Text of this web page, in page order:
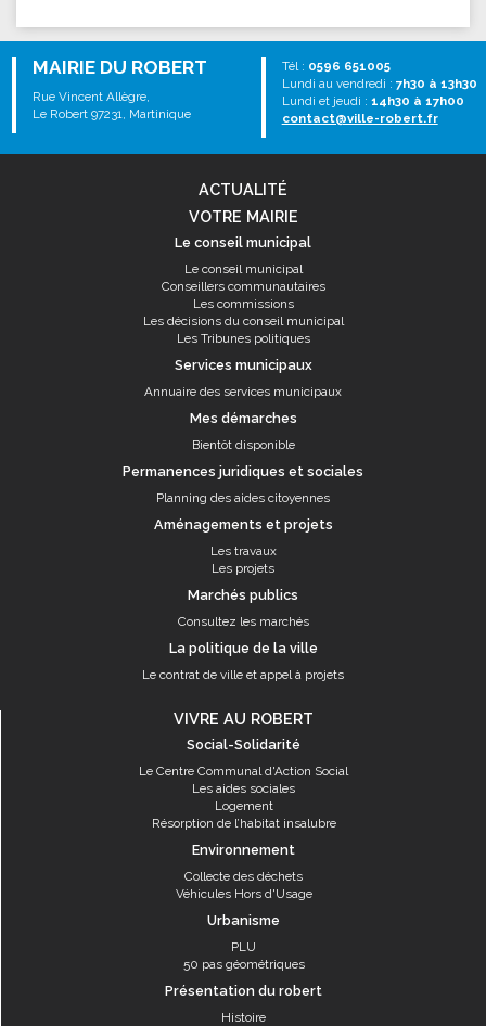
MAIRIE DU ROBERT
Rue Vincent Allègre,
Le Robert 97231, Martinique
Tél : 0596 651005
Lundi au vendredi : 7h30 à 13h30
Lundi et jeudi : 14h30 à 17h00
contact@ville-robert.fr
ACTUALITÉ
VOTRE MAIRIE
Le conseil municipal
Le conseil municipal
Conseillers communautaires
Les commissions
Les décisions du conseil municipal
Les Tribunes politiques
Services municipaux
Annuaire des services municipaux
Mes démarches
Bientôt disponible
Permanences juridiques et sociales
Planning des aides citoyennes
Aménagements et projets
Les travaux
Les projets
Marchés publics
Consultez les marchés
La politique de la ville
Le contrat de ville et appel à projets
VIVRE AU ROBERT
Social-Solidarité
Le Centre Communal d'Action Social
Les aides sociales
Logement
Résorption de l’habitat insalubre
Environnement
Collecte des déchets
Véhicules Hors d'Usage
Urbanisme
PLU
50 pas géométriques
Présentation du robert
Histoire